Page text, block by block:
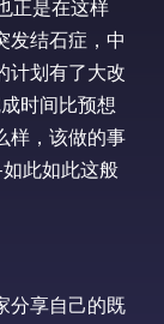
正是在这样
发结石症，中
计划有了大改
时间比预想
样，该做的事
此如此这般
分享自己的既